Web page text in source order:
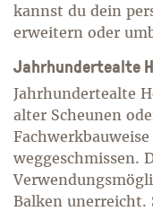
kannst du dein
erweitern oder
Jahrhundertealte
Jahrhundertealte
alter Scheunen
weggeschmissen.
Balken unerreicht.